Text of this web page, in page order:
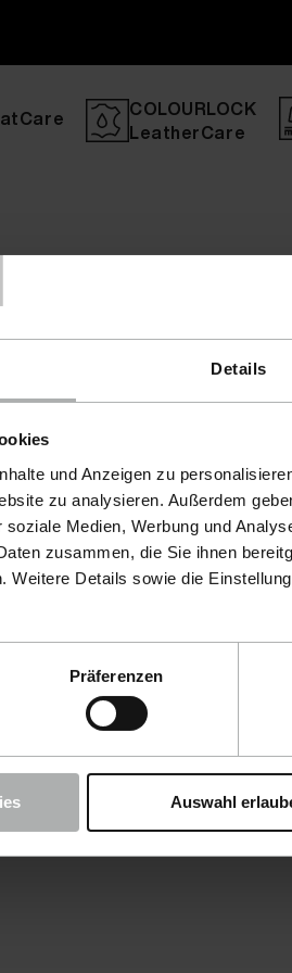
Details
und Anzeigen zu
zu analysieren. Außerdem
Medien, Werbung und
zusammen, die Sie ihnen
Weitere Details sowie die
Präferenzen
Auswahl
COLOURLOCK
LeatherCare